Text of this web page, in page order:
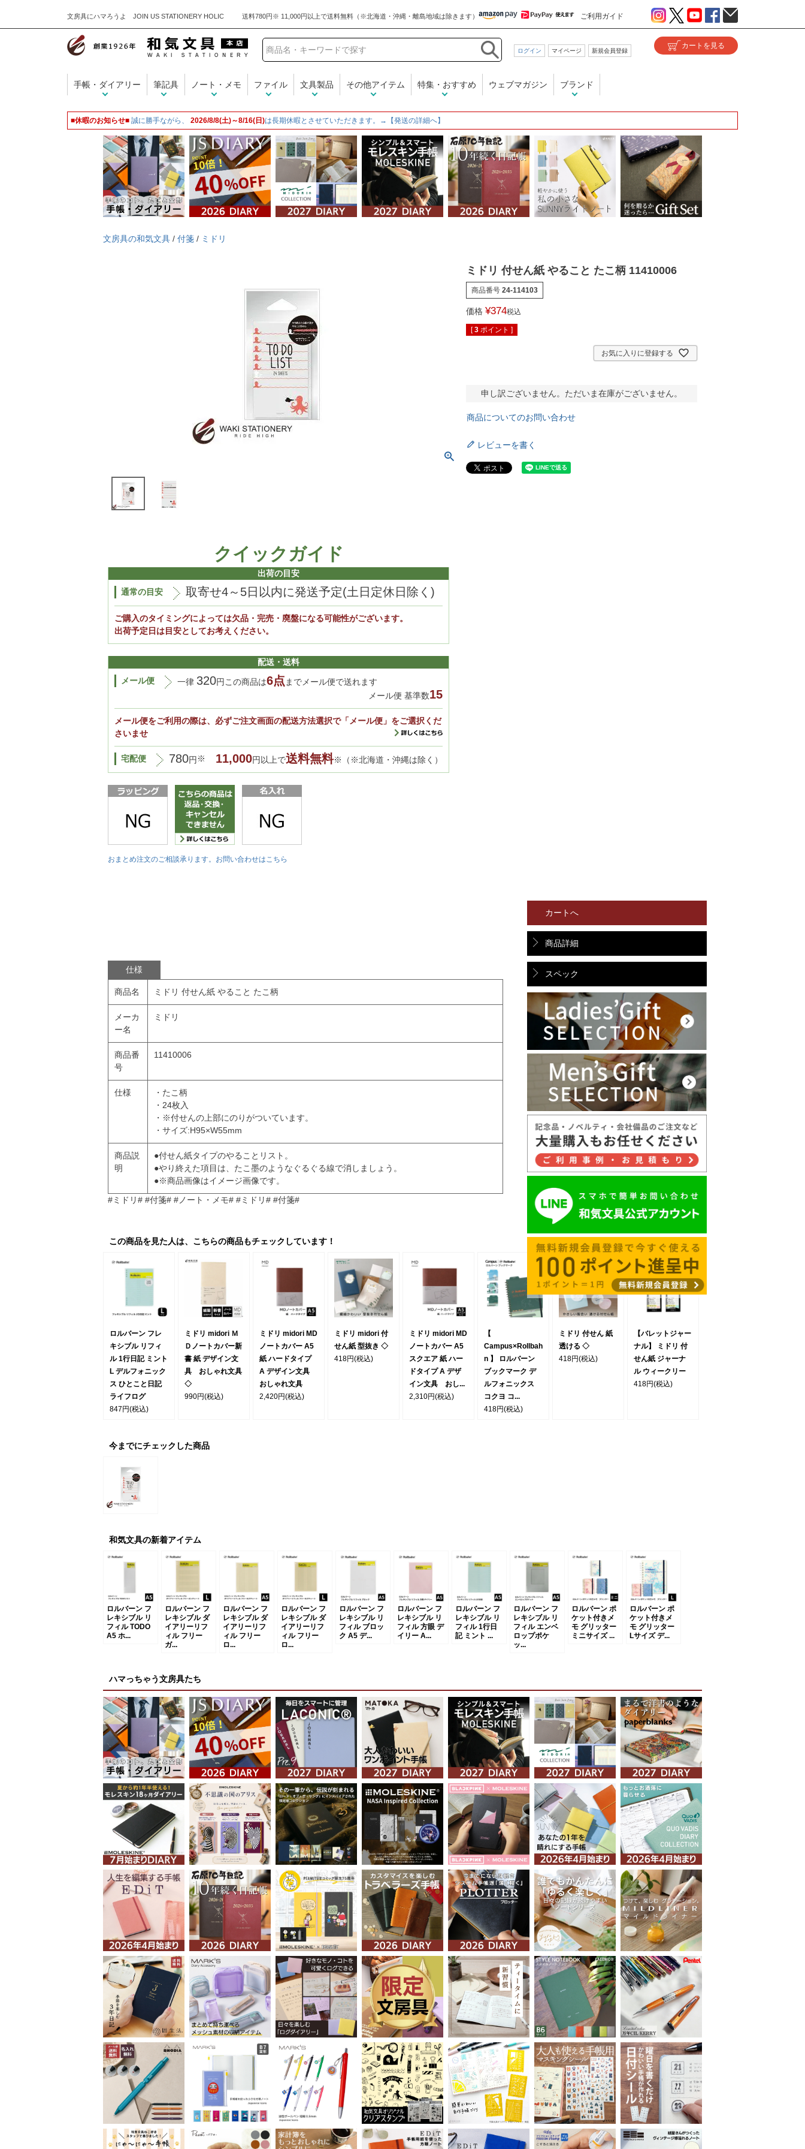
文房具にハマろうよ JOIN US STATIONERY HOLIC ご利用ガイド
和気文具
ログイン マイページ 新規会員登録
手帳・ダイアリー 筆記具 ノート・メモ ファイル 文具製品 その他アイテム 特集・おすすめ ウェブマガジン ブランド
■休暇のお知らせ■ 誠に勝手ながら、 2026/8/8(土)～8/16(日)は長期休暇とさせていただきます。→【発送の詳細へ】
文房具の和気文具 / 付箋 / ミドリ
クイックガイド
出荷の目安
通常の目安
取寄せ4～5日以内に発送予定(土日定休日除く)
ご購入のタイミングによっては欠品・完売・廃盤になる可能性がございます。
出荷予定日は目安としてお考えください。
配送・送料
メール便
一律 320円この商品は6点 までメール便で送れます
メール便 基準数15
メール便をご利用の際は、必ずご注文画面の配送方法選択で「メール便」をご選択くだ
さいませ
宅配便 780円 ※ 11,000円以上で送料無料※（※北海道・沖縄は除く）
おまとめ注文のご相談承ります。お問い合わせはこちら
仕様
商品名 ミドリ 付せん紙 やること たこ柄
メーカ
ー名
ミドリ
商品番
号
11410006
仕様
・たこ柄
・24枚入
・※付せんの上部にのりがついています。
・サイズ:H95×W55mm
商品説
明
●付せん紙タイプのやることリスト。
●やり終えた項目は、たこ墨のようなぐるぐる線で消しましょう。
●※商品画像はイメージ画像です。
#ミドリ# #付箋# #ノート・メモ# #ミドリ# #付箋#
カートへ
商品詳細
スペック
ミドリ 付せん紙 やること たこ柄 11410006
商品番号 24-114103
価格 ¥374税込
[3 ポイント ]
お気に入りに登録する
申し訳ございません。ただいま在庫がございません。
商品についてのお問い合わせ
レビューを書く
この商品を見た人は、こちらの商品もチェックしています！
ロルバーン フレ
キシブル リフィ
ル 1行日記 ミント
L デルフォニック
ス ひとこと日記
ライフログ
847円(税込)
ミドリ midori Ｍ
Ｄノートカバー新
書 紙 デザイン文
具 おしゃれ文具
◇
990円(税込)
ミドリ midori MD
ノートカバー A5
紙 ハードタイプ
A デザイン文具
おしゃれ文具
2,420円(税込)
ミドリ midori 付
せん紙 型抜き ◇
418円(税込)
ミドリ midori MD
ノートカバー A5
スクエア 紙 ハー
ドタイプ A デザ
イン文具 おし...
2,310円(税込)
【
Campus×Rollbah
n 】 ロルバーン
ブックマーク デ
ルフォニックス
コクヨ コ...
418円(税込)
ミドリ 付せん 紙
透ける ◇
418円(税込)
【バレットジャー
ナル】 ミドリ 付
せん紙 ジャーナ
ル ウィークリー
418円(税込)
今までにチェックした商品
和気文具の新着アイテム
ロルバーン フ
レキシブル リ
フィル TODO
A5 ホ...
ロルバーン フ
レキシブル ダ
イアリーリフ
ィル フリー
ガ...
ロルバーン フ
レキシブル ダ
イアリーリフ
ィル フリー
ロ...
ロルバーン フ
レキシブル ダ
イアリーリフ
ィル フリー
ロ...
ロルバーン フ
レキシブル リ
フィル ブロッ
ク A5 デ...
ロルバーン フ
レキシブル リ
フィル 方眼 デ
イリー A...
ロルバーン フ
レキシブル リ
フィル 1行日
記 ミント ...
ロルバーン フ
レキシブル リ
フィル エンベ
ロップポケ
ッ...
ロルバーン ポ
ケット付きメ
モ グリッター
ミニサイズ ...
ロルバーン ポ
ケット付きメ
モ グリッター
Lサイズ デ...
ハマっちゃう文房具たち